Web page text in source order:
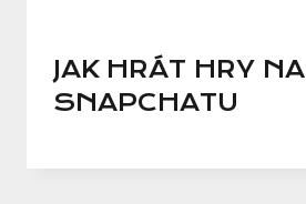
JAK HRÁT HRY NA
SNAPCHATU